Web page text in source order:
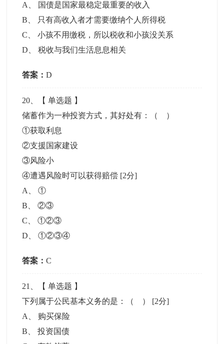
A
国债是国家最稳定最重要的收入
B
只有高收入者才需要缴纳个人所得税
C 、小孩不用缴税，所以税收和小孩没关系
D 、税收与我们生活息息相关
答案：D
20 、【单选题 】
储蓄作为一种投资方式，其好处有：（ ）
①获取利息
②支援国家建设
③风险小
④遭遇风险时可以获得赔偿 [2分]
A
、①
B 、②③
C 、①②③
D 、①②③④
答案：C
21 、【单选题 】
下列属于公民基本义务的是：（ ） [2分]
A
购买保险
B 、投资国债